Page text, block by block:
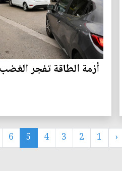
أزمة الطاقة تفجر
‹
1
2
3
4
5
6